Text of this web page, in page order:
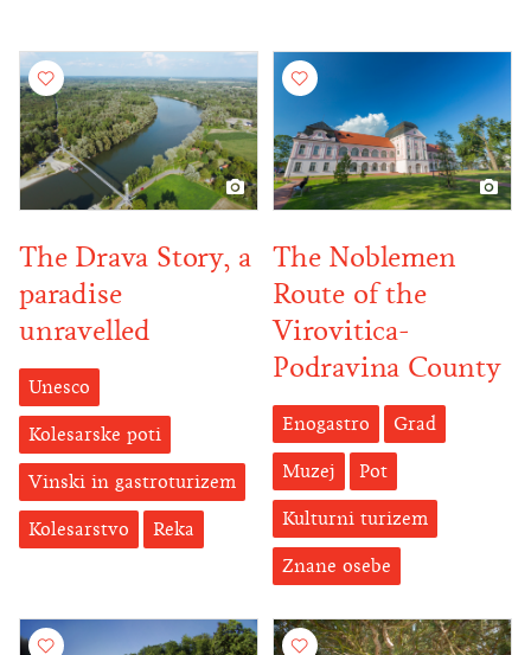
The Drava Story, a
paradise
unravelled
Unesco
Kolesarske poti
Vinski in gastroturizem
Kolesarstvo
Reka
The Noblemen
Route of the
Virovitica-
Podravina County
Enogastro
Grad
Muzej
Pot
Kulturni turizem
Znane osebe